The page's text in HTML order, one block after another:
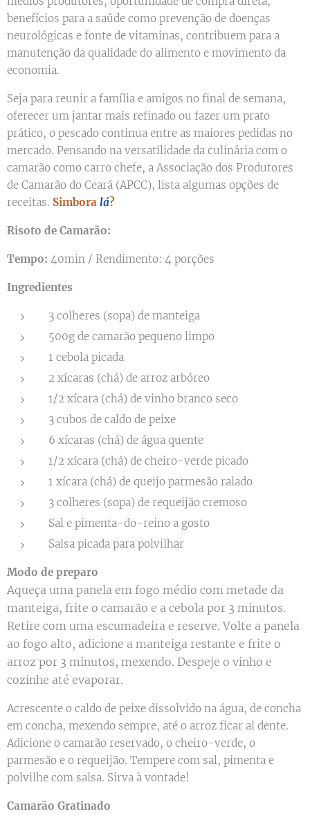
benefícios para a saúde como prevenção de doenças
neurológicas e fonte de vitaminas, contribuem para a
manutenção da qualidade do alimento e movimento da
economia.
Seja para reunir a família e amigos no final de semana,
oferecer um jantar mais refinado ou fazer um prato
prático, o pescado continua entre as maiores pedidas no
mercado. Pensando na versatilidade da culinária com o
camarão como carro chefe, a Associação dos Produtores
de Camarão do Ceará (APCC), lista algumas opções de
receitas. Simbora lá?
Risoto de Camarão:
Tempo: 40min / Rendimento: 4 porções
Ingredientes
3 colheres (sopa) de manteiga
500g de camarão pequeno limpo
1 cebola picada
2 xícaras (chá) de arroz arbóreo
1/2 xícara (chá) de vinho branco seco
3 cubos de caldo de peixe
6 xícaras (chá) de água quente
1/2 xícara (chá) de cheiro-verde picado
1 xícara (chá) de queijo parmesão ralado
3 colheres (sopa) de requeijão cremoso
Sal e pimenta-do-reino a gosto
Salsa picada para polvilhar
Modo de preparo
Aqueça uma panela em fogo médio com metade da
manteiga, frite o camarão e a cebola por 3 minutos.
Retire com uma escumadeira e reserve. Volte a panela
ao fogo alto, adicione a manteiga restante e frite o
arroz por 3 minutos, mexendo. Despeje o vinho e
cozinhe até evaporar.
Acrescente o caldo de peixe dissolvido na água, de concha
em concha, mexendo sempre, até o arroz ficar al dente.
Adicione o camarão reservado, o cheiro-verde, o
parmesão e o requeijão. Tempere com sal, pimenta e
polvilhe com salsa. Sirva à vontade!
Camarão Gratinado